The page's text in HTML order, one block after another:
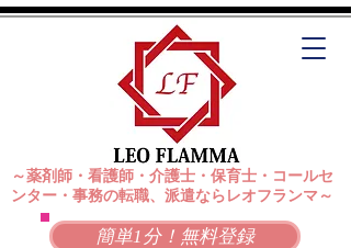
簡単1分！無料登録
～薬剤師・看護師・介護士・保育士・コールセ
ンター・事務の転職、派遣ならレオフランマ～